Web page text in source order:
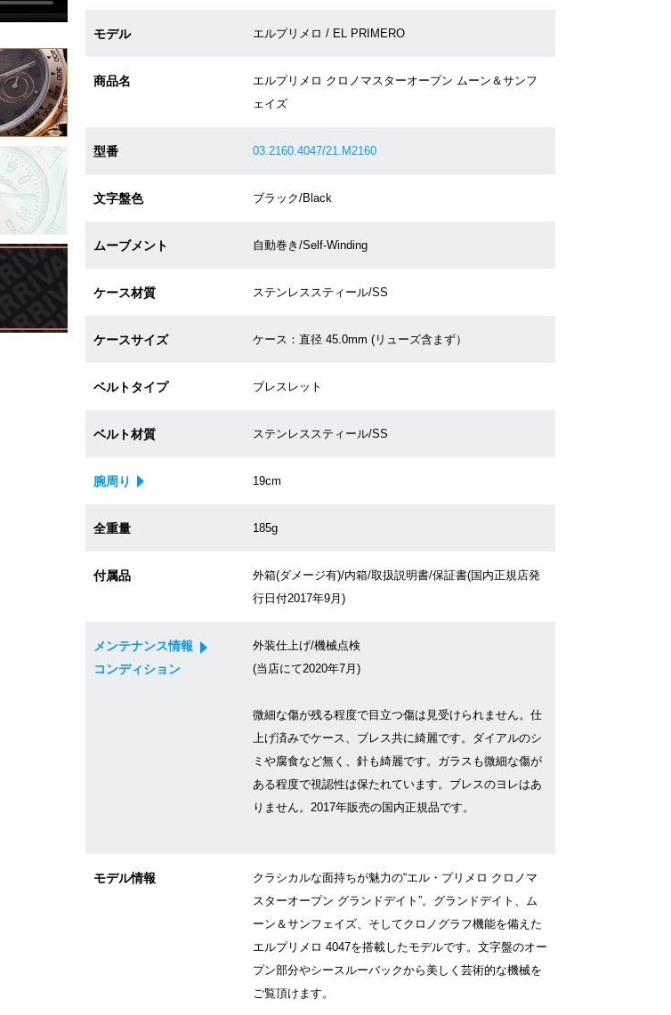
モデル エルプリメロ / EL PRIMERO
商品名
エルプリメロ クロノマスターオープン ムーン＆サンフ
ェイズ
型番 03.2160.4047/21.M2160
文字盤色 ブラック/Black
ムーブメント 自動巻き/Self-Winding
ケース材質 ステンレススティール/SS
ケースサイズ ケース：直径 45.0mm (リューズ含まず）
ベルトタイプ ブレスレット
ベルト材質 ステンレススティール/SS
腕周り 19cm
全重量 185g
付属品
外箱(ダメージ有)/内箱/取扱説明書/保証書(国内正規店発
行日付2017年9月)
メンテナンス情報
コンディション
外装仕上げ/機械点検
(当店にて2020年7月)
微細な傷が残る程度で目立つ傷は見受けられません。仕
上げ済みでケース、ブレス共に綺麗です。ダイアルのシ
ミや腐食など無く、針も綺麗です。ガラスも微細な傷が
ある程度で視認性は保たれています。ブレスのヨレはあ
りません。2017年販売の国内正規品です。
モデル情報
クラシカルな面持ちが魅力の“エル・プリメロ クロノマ
スターオープン グランドデイト”。グランドデイト、ム
ーン＆サンフェイズ、そしてクロノグラフ機能を備えた
エルプリメロ 4047を搭載したモデルです。文字盤のオー
プン部分やシースルーバックから美しく芸術的な機械を
ご覧頂けます。